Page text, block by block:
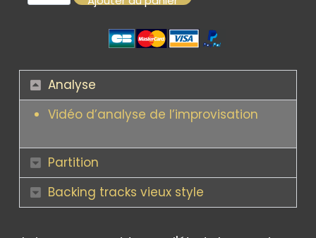
Analyse
Vidéo d’analyse de l’improvisation
Partition
Backing tracks vieux style